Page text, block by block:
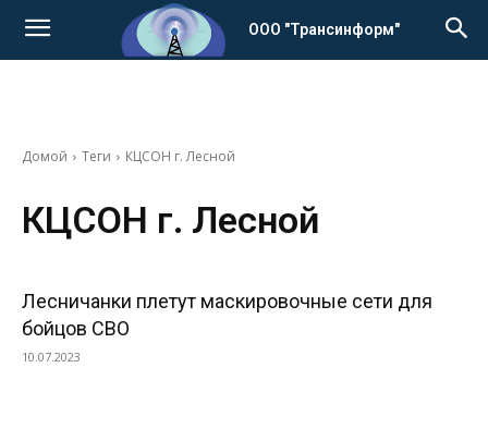
ООО "Трансинформ"
Домой Теги КЦСОН г. Лесной
КЦСОН г. Лесной
Лесничанки плетут маскировочные сети для
бойцов СВО
10.07.2023